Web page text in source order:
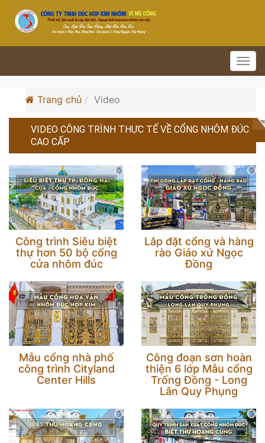
Trang chủ Video
VIDEO CÔNG TRÌNH THỰC TẾ VỀ CỔNG NHÔM ĐÚC
CAO CẤP
Công trình Siêu biệt
thự hơn 50 bộ cổng
cửa nhôm đúc
Lắp đặt cổng và hàng
rào Giáo xứ Ngọc
Đồng
Mẫu cổng nhà phố
công trình Cityland
Center Hills
Công đoạn sơn hoàn
thiện 6 lớp Mẫu cổng
Trống Đồng - Long
Lân Quy Phụng